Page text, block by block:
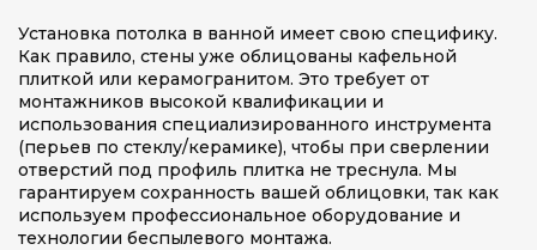
Установка потолка в ванной имеет свою специфику.
Как правило, стены уже облицованы кафельной
плиткой или керамогранитом. Это требует от
монтажников высокой квалификации и
использования специализированного инструмента
(перьев по стеклу/керамике), чтобы при сверлении
отверстий под профиль плитка не треснула. Мы
гарантируем сохранность вашей облицовки, так как
используем профессиональное оборудование и
технологии беспылевого монтажа.